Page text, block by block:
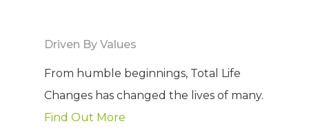
Driven By Values
From humble beginnings, Total Life
Changes has changed the lives of many.
Find Out More
Product
CONTACT
SHOP NOW!